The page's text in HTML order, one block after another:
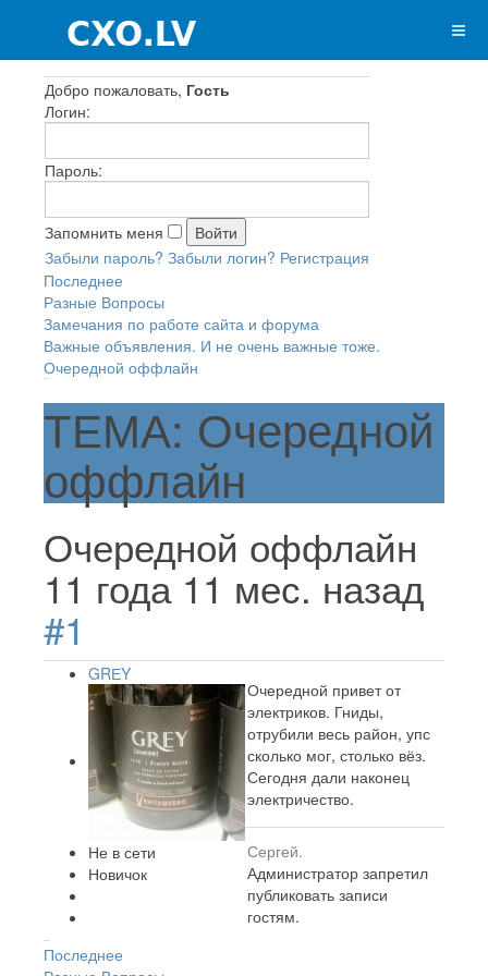
Добро пожаловать, Гость
Логин:
Пароль:
Запомнить меня
Забыли пароль? Забыли логин? Регистрация
Последнее
Разные Вопросы
Замечания по работе сайта и форума
Важные объявления. И не очень важные тоже.
Очередной оффлайн
ТЕМА: Очередной
оффлайн
Очередной оффлайн
11 года 11 мес. назад
#1
GRЕY
Не в сети
Новичок
Очередной привет от
электриков. Гниды,
отрубили весь район, упс
сколько мог, столько вёз.
Сегодня дали наконец
электричество.
Сергей.
Администратор запретил
публиковать записи
гостям.
Последнее